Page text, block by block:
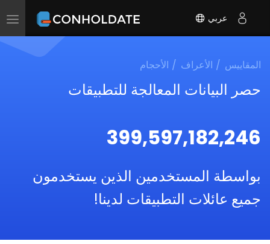
Toggle
عربي
المقاييس الأعراف الأحجام
حصر البيانات المعالجة للتطبيقات
399,597,182,246
بواسطة المستخدمين الذين يستخدمون
جميع عائلات التطبيقات لدينا!